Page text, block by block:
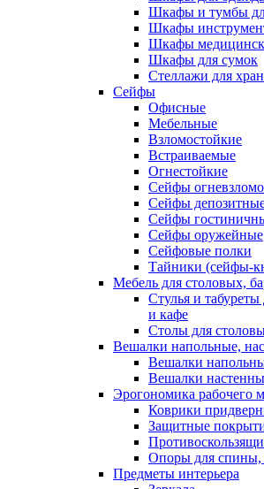
Шкафы и тумбы
Шкафы
Шкафы
Шкафы для сумок
Стеллажи для
Сейфы
Офисные
Мебельные
Взломостойкие
Встраиваемые
Огнестойкие
Сейфы
Сейфы
Сейфы
Сейфы оружейные
Сейфовые полки
Тайники (сейфы-
Мебель для столовых,
Стулья и
и кафе
Столы для
Вешалки напольные,
Вешалки
Вешалки
Эрогономика рабочего
Коврики
Защитные
Опоры для спины,
Предметы интерьера